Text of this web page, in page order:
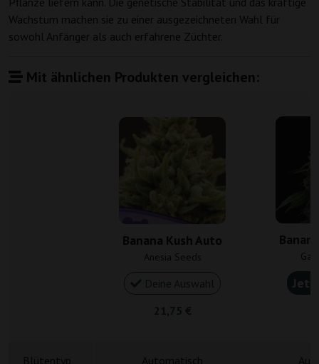
Wachstum machen sie zu einer ausgezeichneten Wahl für
sowohl Anfänger als auch erfahrene Züchter.
Mit ähnlichen Produkten vergleichen:
Banana Kush Auto
Anesia Seeds